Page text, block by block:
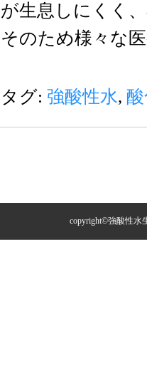
が生息しにくく
そのため様々な
タグ: 強酸性水,
copyright©強酸性水